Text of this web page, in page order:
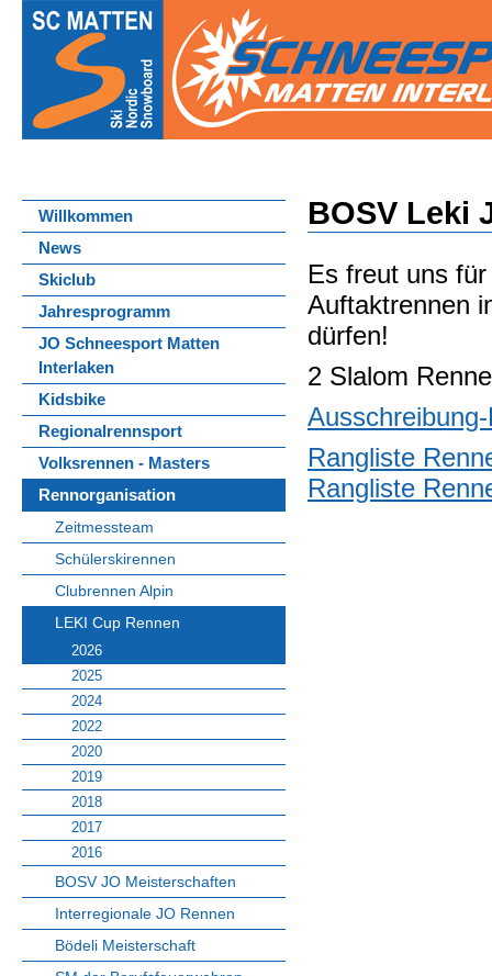
Willkommen
News
Skiclub
Jahresprogramm
JO Schneesport Matten
Interlaken
Kidsbike
Regionalrennsport
Volksrennen - Masters
Rennorganisation
Zeitmessteam
Schülerskirennen
Clubrennen Alpin
LEKI Cup Rennen
2026
2025
2024
2022
2020
2019
2018
2017
2016
BOSV JO Meisterschaften
Interregionale JO Rennen
Bödeli Meisterschaft
BOSV Leki
Es freut uns
Auftaktrennen
dürfen!
2 Slalom
Rangliste
Rangliste